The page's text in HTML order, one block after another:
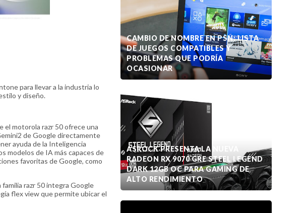
para llevar a la industria lo
y diseño.
el motorola razr 50 ofrece una
de Google directamente
ayuda de la Inteligencia
modelos de IA más capaces de
favoritas de Google, como
razr 50 integra Google
flex view que permite ubicar el
CAMBIO DE NOMBRE EN PSN: LISTA
DE JUEGOS COMPATIBLES Y
PROBLEMAS QUE PODRÍA
OCASIONAR
ASROCK PRESENTA LA NUEVA
RADEON RX 9070 GRE STEEL LEGEND
DARK 12GB OC PARA GAMING DE
ALTO RENDIMIENTO